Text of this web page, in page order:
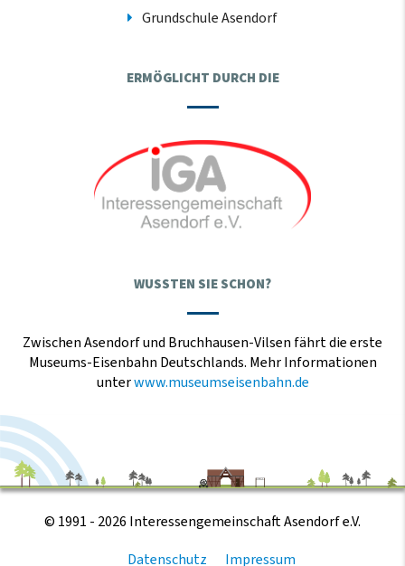
Grundschule Asendorf
ERMÖGLICHT DURCH DIE
WUSSTEN SIE SCHON?
Zwischen Asendorf und Bruchhausen-Vilsen fährt die erste
Museums-Eisenbahn Deutschlands. Mehr Informationen
unterwww.museumseisenbahn.de
© 1991 - 2026 Interessengemeinschaft Asendorf e.V.
Datenschutz
Impressum